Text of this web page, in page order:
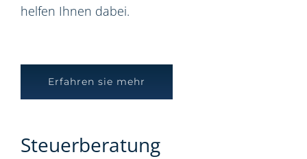
helfen Ihnen dabei.
Erfahren sie mehr
Steuerberatung